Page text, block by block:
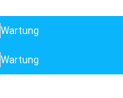
Wartung
Wartung